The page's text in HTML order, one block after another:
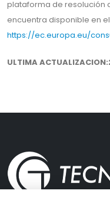
plataforma de resolución
encuentra disponible en
https://ec.europa.eu/
ULTIMA